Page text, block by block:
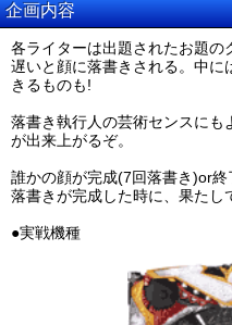
企画内容
各ライターは出題されたお題の
遅いと顔に落書きされる。中
きるものも!
落書き執行人の芸術センスに
が出来上がるぞ。
誰かの顔が完成(7回落書き)or終
落書きが完成した時に、果た
●実戦機種